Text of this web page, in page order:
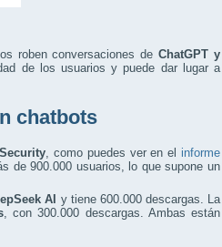
roben conversaciones deChatGPT y
de los usuarios y puede dar lugar a
chatbots
, como puedes ver en el informe
de 900.000 usuarios, lo que supone un
AI y tiene 600.000 descargas. La
, con 300.000 descargas. Ambas están